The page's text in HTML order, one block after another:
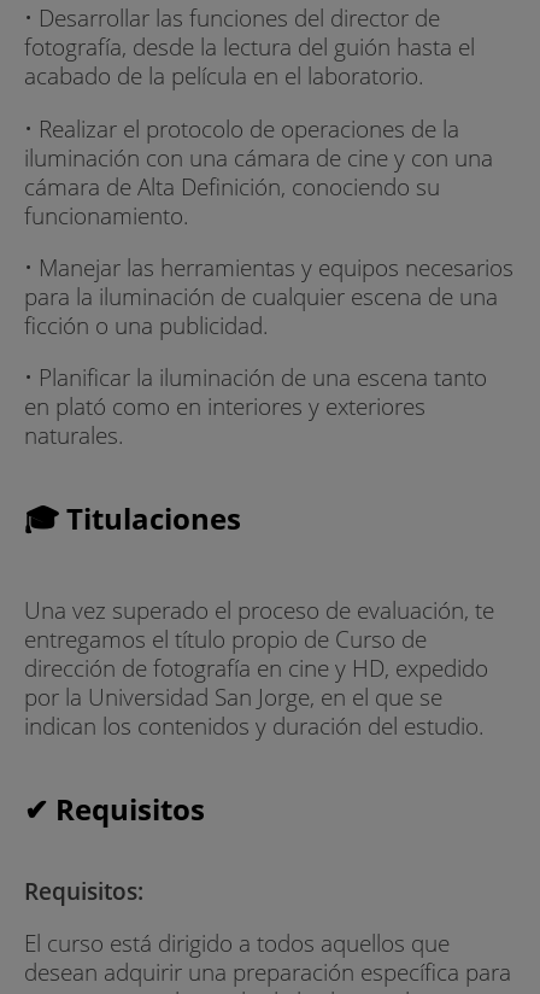
• Desarrollar las funciones del director de
fotografía, desde la lectura del guión hasta el
acabado de la película en el laboratorio.
• Realizar el protocolo de operaciones de la
iluminación con una cámara de cine y con una
cámara de Alta Definición, conociendo su
funcionamiento.
• Manejar las herramientas y equipos necesarios
para la iluminación de cualquier escena de una
ficción o una publicidad.
• Planificar la iluminación de una escena tanto
en plató como en interiores y exteriores
naturales.
🎓 Titulaciones
Una vez superado el proceso de evaluación, te
entregamos el título propio de Curso de
dirección de fotografía en cine y HD, expedido
por la Universidad San Jorge, en el que se
indican los contenidos y duración del estudio.
✔ Requisitos
Requisitos:
El curso está dirigido a todos aquellos que
desean adquirir una preparación específica para